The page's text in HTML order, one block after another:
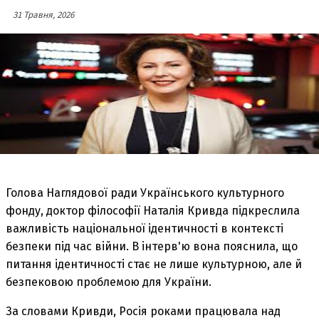
31 Травня, 2026
Голова Наглядової ради Українського культурного
фонду, доктор філософії Наталія Кривда підкреслила
важливість національної ідентичності в контексті
безпеки під час війни. В інтерв'ю вона пояснила, що
питання ідентичності стає не лише культурною, але й
безпековою проблемою для України.
За словами Кривди, Росія роками працювала над